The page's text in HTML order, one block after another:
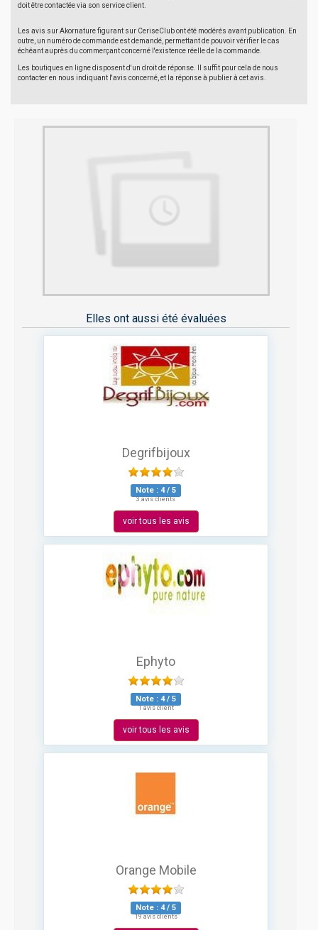
doit être contactée via son service client.
Les avis sur Akornature figurant sur CeriseClub ont été modérés avant publication. En
outre, un numéro de commande est demandé, permettant de pouvoir vérifier le cas
échéant auprès du commerçant concerné l'existence réelle de la commande.
Les boutiques en ligne disposent d'un droit de réponse. Il suffit pour cela de nous
contacter en nous indiquant l'avis concerné, et la réponse à publier à cet avis.
Elles ont aussi été évaluées
Degrifbijoux
Note : 4/ 5
3 avis clients
voir tous les avis
Ephyto
Note : 4/ 5
1 avis client
voir tous les avis
Orange Mobile
Note : 4/ 5
19 avis clients